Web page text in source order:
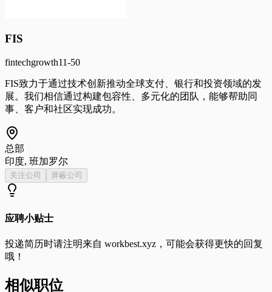
FIS
fintechgrowth11-50
FIS致力于通过技术创新推动全球支付、银行和投资领域的发
展。我们相信通过构建包容性、多元化的团队，能够帮助同
事、客户和社区实现成功。
总部
印度, 班加罗尔
关注公司 屏蔽公司
应聘小贴士
投递简历时请注明来自 workbest.xyz ，可能会获得更快的回复
哦！
相似职位